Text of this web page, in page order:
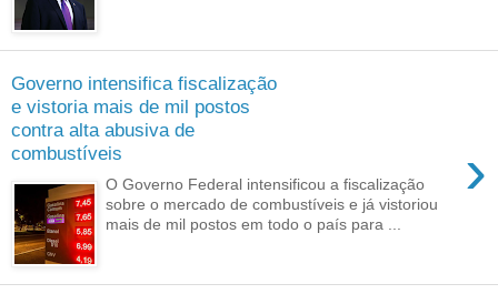
Governo intensifica fiscalização
e vistoria mais de mil postos
contra alta abusiva de
combustíveis
›
O Governo Federal intensificou a fiscalização
sobre o mercado de combustíveis e já vistoriou
mais de mil postos em todo o país para ...